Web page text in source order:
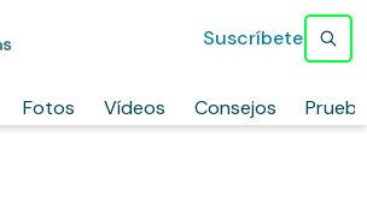
Fotos Vídeos Consejos
Suscríbete